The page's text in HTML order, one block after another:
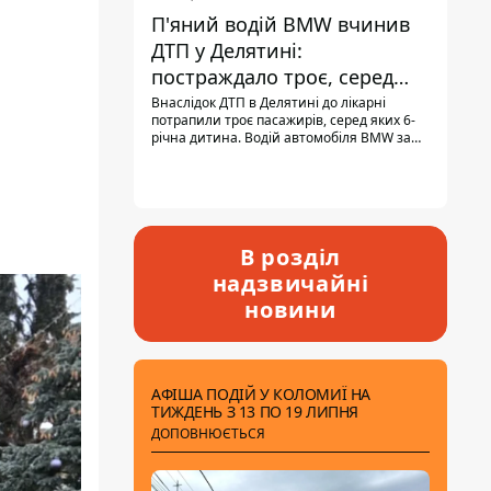
П'яний водій BMW вчинив
ДТП у Делятині:
постраждало троє, серед
них - дитина
Внаслідок ДТП в Делятині до лікарні
потрапили троє пасажирів, серед яких 6-
річна дитина. Водій автомобіля BMW за
В розділ
надзвичайні
новини
АФІША ПОДІЙ У КОЛОМИЇ НА
ТИЖДЕНЬ З 13 ПО 19 ЛИПНЯ
ДОПОВНЮЄТЬСЯ